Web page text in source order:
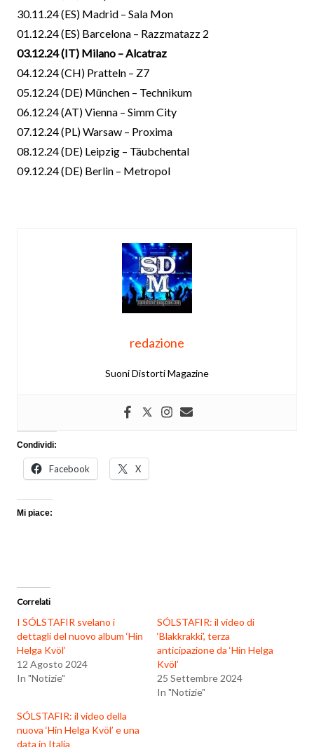
30.11.24 (ES) Madrid – Sala Mon
01.12.24 (ES) Barcelona – Razzmatazz 2
03.12.24 (IT) Milano – Alcatraz
04.12.24 (CH) Pratteln – Z7
05.12.24 (DE) München – Technikum
06.12.24 (AT) Vienna – Simm City
07.12.24 (PL) Warsaw – Proxima
08.12.24 (DE) Leipzig – Täubchental
09.12.24 (DE) Berlin – Metropol
redazione
Suoni Distorti Magazine
Condividi:
Facebook X
Mi piace:
Correlati
I SÓLSTAFIR svelano i
dettagli del nuovo album ‘Hin
Helga Kvöl’
12 Agosto 2024
In "Notizie"
SÓLSTAFIR: il video di
‘Blakkrakki’, terza
anticipazione da ‘Hin Helga
Kvöl’
25 Settembre 2024
In "Notizie"
SÓLSTAFIR: il video della
nuova ‘Hin Helga Kvöl’ e una
data in Italia